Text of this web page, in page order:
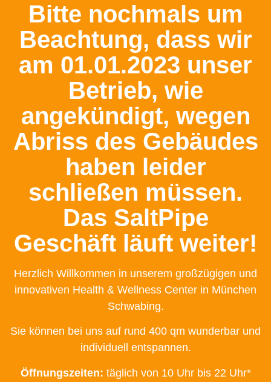
Bitte nochmals um
Beachtung, dass wir
am 01.01.2023 unser
Betrieb, wie
angekündigt, wegen
Abriss des Gebäudes
haben leider
schließen müssen.
Das SaltPipe
Geschäft läuft weiter!
Herzlich Willkommen in unserem großzügigen und
innovativen Health & Wellness Center in München
Schwabing.
Sie können bei uns auf rund 400 qm wunderbar und
individuell entspannen.
Öffnungszeiten: täglich von 10 Uhr bis 22 Uhr*